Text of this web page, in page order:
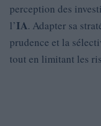
perception des
l’IA. Adapter sa
prudence et la
tout en limitant les